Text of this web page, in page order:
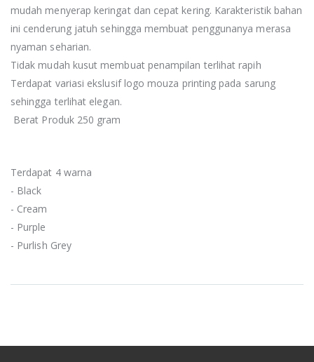
mudah menyerap keringat dan cepat kering. Karakteristik bahan
ini cenderung jatuh sehingga membuat penggunanya merasa
nyaman seharian.
Tidak mudah kusut membuat penampilan terlihat rapih
Terdapat variasi ekslusif logo mouza printing pada sarung
sehingga terlihat elegan.
Berat Produk 250 gram
Terdapat 4 warna
- Black
- Cream
- Purple
- Purlish Grey